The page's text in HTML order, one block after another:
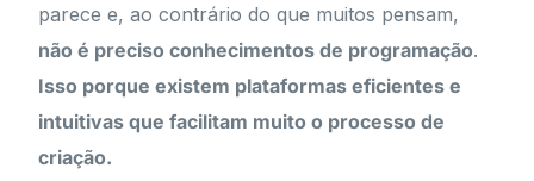
parece e, ao contrário do que muitos pensam,
não é preciso conhecimentos de programação.
Isso porque existem plataformas eficientes e
intuitivas que facilitam muito o processo de
criação.